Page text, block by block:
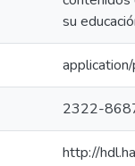
su
2322-
http://